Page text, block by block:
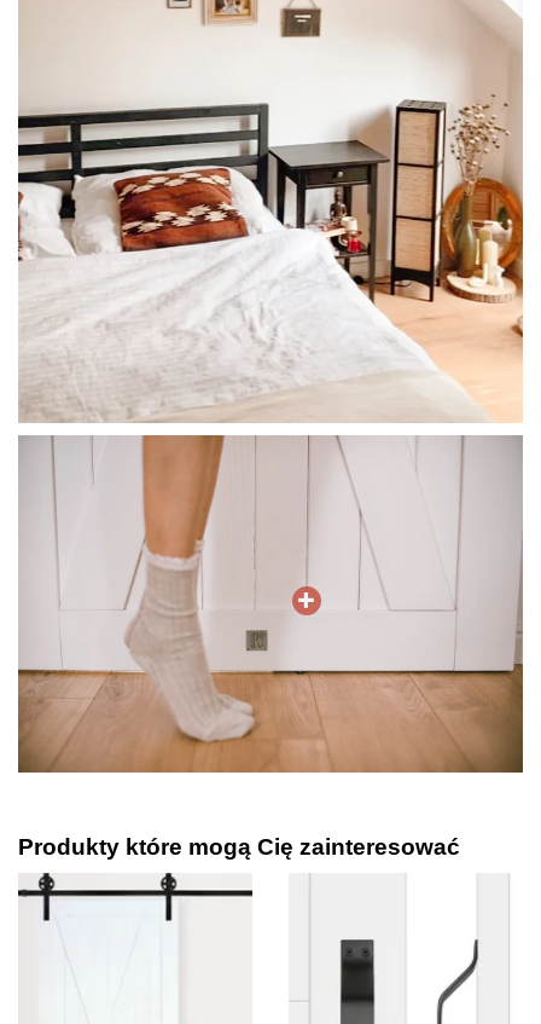
Produkty które mogą Cię zainteresować